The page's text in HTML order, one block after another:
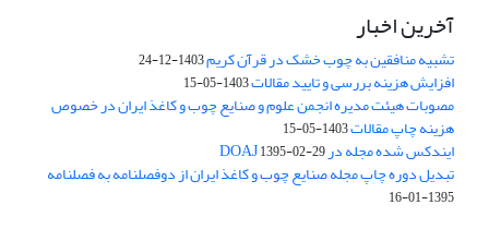
آخرین اخبار
تشبیه منافقین به چوب خشک در قرآن کریم1403-12-24
افزایش هزینه بررسی و تایید مقالات1403-05-15
مصوبات هیئت مدیره انجمن علوم و صنایع چوب و کاغذ ایران در خصوص
هزینه چاپ مقالات1403-05-15
ایندکس شده مجله در DOAJ1395-02-29
تبدیل دوره چاپ مجله صنایع چوب و کاغذ ایران از دوفصلنامه به فصلنامه
1395-01-16